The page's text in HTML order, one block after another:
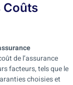
Coûts
de l’assurance
facteurs, tels que le
choisies et